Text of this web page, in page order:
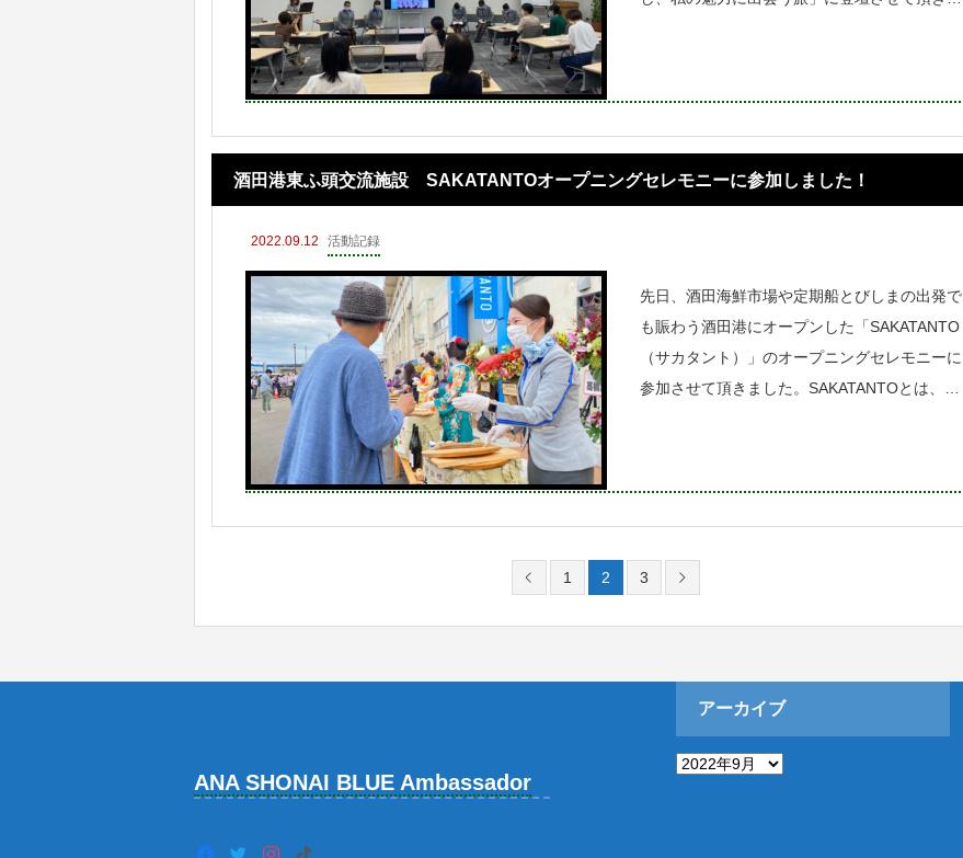
酒田港東ふ頭交流施設 SAKATANTOオープニングセレモニーに参加しました！
2022.09.12 活動記録
先日、酒田海鮮市場や定期船とびしまの出発で
も賑わう酒田港にオープンした「SAKATANTO
（サカタント）」のオープニングセレモニーに
参加させて頂きました。SAKATANTOとは、飲
1 2 3
アーカイブ
ア
ー
ANA SHONAI BLUE Ambassador